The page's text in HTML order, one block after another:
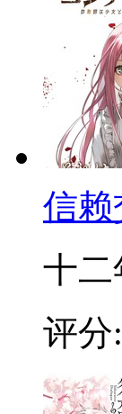
信赖
十二
评分: